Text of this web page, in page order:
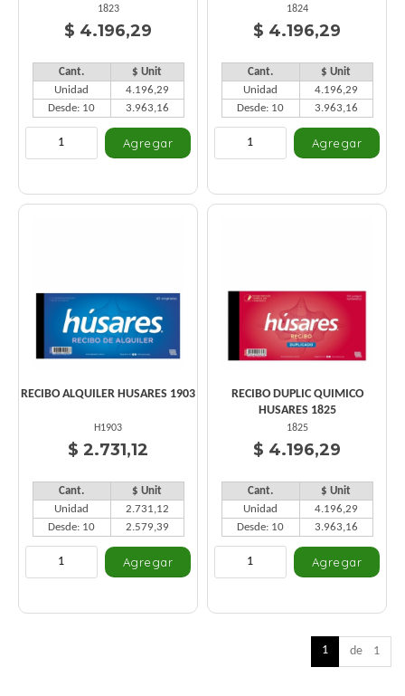
1823
$ 4.196,29
Cant.
$ Unit
Unidad
4.196,29
Desde: 10
3.963,16
1824
$ 4.196,29
Cant.
$ Unit
Unidad
4.196,29
Desde: 10
3.963,16
RECIBO ALQUILER HUSARES 1903
H1903
$ 2.731,12
Cant.
$ Unit
Unidad
2.731,12
Desde: 10
2.579,39
RECIBO DUPLIC QUIMICO
HUSARES 1825
1825
$ 4.196,29
Cant.
$ Unit
Unidad
4.196,29
Desde: 10
3.963,16
1 de 1